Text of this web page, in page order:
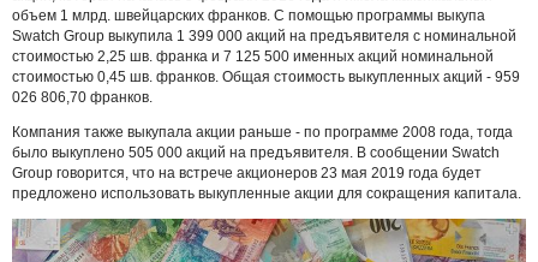
объем 1 млрд. швейцарских франков. С помощью программы выкупа
Swatch Group выкупила 1 399 000 акций на предъявителя с номинальной
стоимостью 2,25 шв. франка и 7 125 500 именных акций номинальной
стоимостью 0,45 шв. франков. Общая стоимость выкупленных акций - 959
026 806,70 франков.
Компания также выкупала акции раньше - по программе 2008 года, тогда
было выкуплено 505 000 акций на предъявителя. В сообщении Swatch
Group говорится, что на встрече акционеров 23 мая 2019 года будет
предложено использовать выкупленные акции для сокращения капитала.